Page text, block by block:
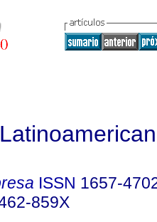
ISSN 1657-
859X